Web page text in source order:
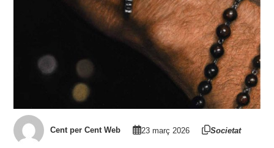
Cent per Cent Web 23 març 2026 Societat